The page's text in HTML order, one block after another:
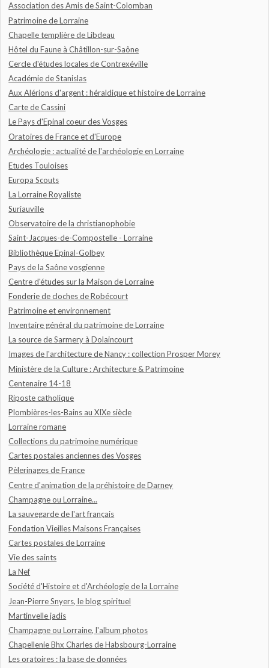
Association des Amis de Saint-Colomban
Patrimoine de Lorraine
Chapelle templière de Libdeau
Hôtel du Faune à Châtillon-sur-Saône
Cercle d'études locales de Contrexéville
Académie de Stanislas
Aux Alérions d'argent : héraldique et histoire de Lorraine
Carte de Cassini
Le Pays d'Epinal coeur des Vosges
Oratoires de France et d'Europe
Archéologie : actualité de l'archéologie en Lorraine
Etudes Touloises
Europa Scouts
La Lorraine Royaliste
Suriauville
Observatoire de la christianophobie
Saint-Jacques-de-Compostelle - Lorraine
Bibliothèque Epinal-Golbey
Pays de la Saône vosgienne
Centre d'études sur la Maison de Lorraine
Fonderie de cloches de Robécourt
Patrimoine et environnement
Inventaire général du patrimoine de Lorraine
La source de Sarmery à Dolaincourt
Images de l'architecture de Nancy : collection Prosper Morey
Ministère de la Culture : Architecture & Patrimoine
Centenaire 14-18
Riposte catholique
Plombières-les-Bains au XIXe siècle
Lorraine romane
Collections du patrimoine numérique
Cartes postales anciennes des Vosges
Pèlerinages de France
Centre d'animation de la préhistoire de Darney
Champagne ou Lorraine...
La sauvegarde de l'art français
Fondation Vieilles Maisons Françaises
Cartes postales de Lorraine
Vie des saints
La Nef
Société d'Histoire et d'Archéologie de la Lorraine
Jean-Pierre Snyers, le blog spirituel
Martinvelle jadis
Champagne ou Lorraine, l'album photos
Chapellenie Bhx Charles de Habsbourg-Lorraine
Les oratoires : la base de données